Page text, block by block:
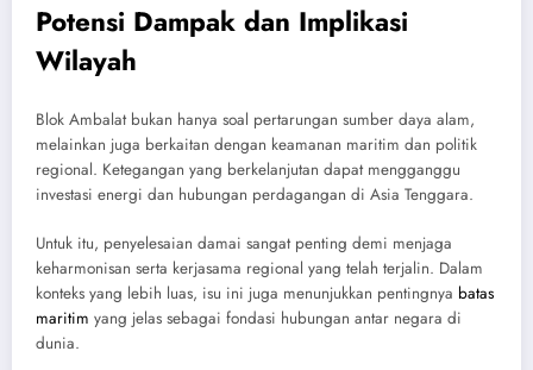
Potensi Dampak dan Implikasi
Wilayah
Blok Ambalat bukan hanya soal pertarungan sumber daya alam,
melainkan juga berkaitan dengan keamanan maritim dan politik
regional. Ketegangan yang berkelanjutan dapat mengganggu
investasi energi dan hubungan perdagangan di Asia Tenggara.
Untuk itu, penyelesaian damai sangat penting demi menjaga
keharmonisan serta kerjasama regional yang telah terjalin. Dalam
konteks yang lebih luas, isu ini juga menunjukkan pentingnya batas
maritim yang jelas sebagai fondasi hubungan antar negara di
dunia.